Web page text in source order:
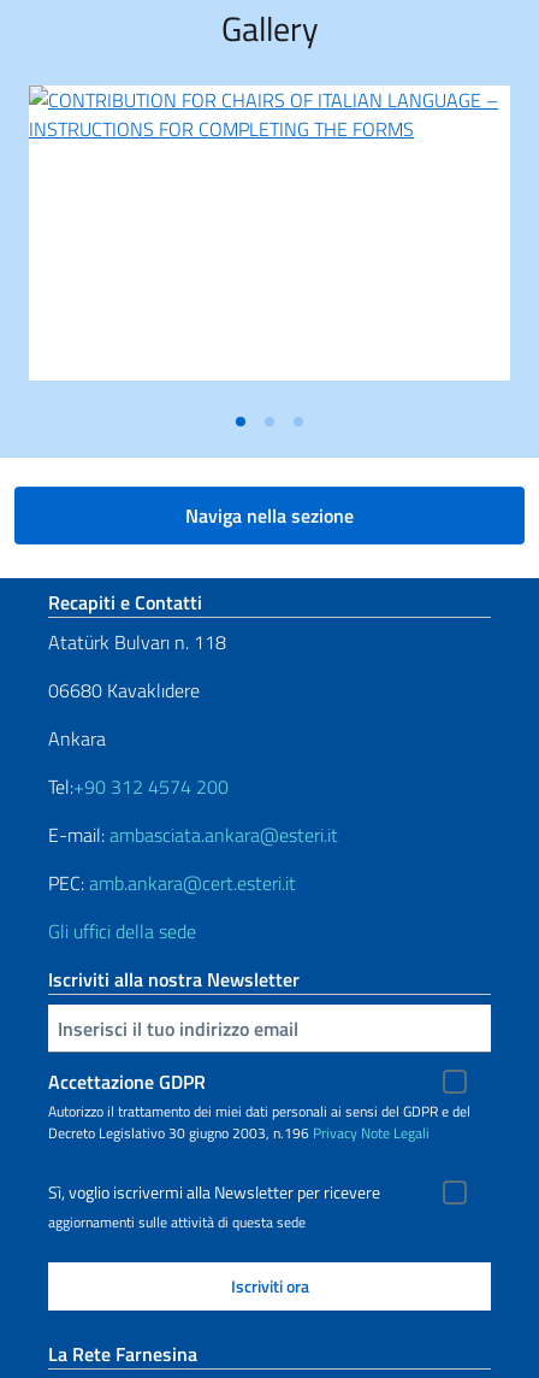
Gallery
Naviga nella sezione
Sezione footer
Recapiti e Contatti
Atatürk Bulvarı n. 118
06680 Kavaklıdere
Ankara
Tel:+90 312 4574 200
E-mail:ambasciata.ankara@esteri.it
PEC:amb.ankara@cert.esteri.it
Gli uffici della sede
Iscriviti alla nostra Newsletter
Inserisci la tua email
Accettazione GDPR
Autorizzo il trattamento dei miei dati personali ai sensi del GDPR e del
Decreto Legislativo 30 giugno 2003, n.196 Privacy Note Legali
Sì, voglio iscrivermi alla Newsletter per ricevere
aggiornamenti sulle attività di questa sede
La Rete Farnesina